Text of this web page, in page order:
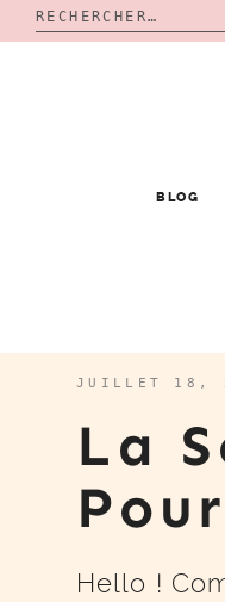
Rechercher :
BLOG
JUILLET 18,
La
Hello !